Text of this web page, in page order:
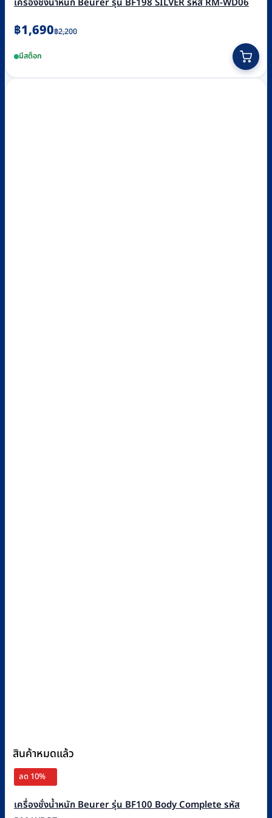
฿2,200
Original
was:
฿2,200.
฿1,690
Current
is:
฿1,690.
มีสต็อก
สินค้าหมดแล้ว
ลด 10%
เครื่องชั่งน้ำหนัก Beurer รุ่น BF100 Body Complete รหัส